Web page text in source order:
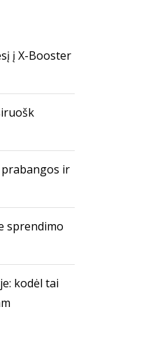
į X-Booster
prabangos ir
sprendimo
kodėl tai